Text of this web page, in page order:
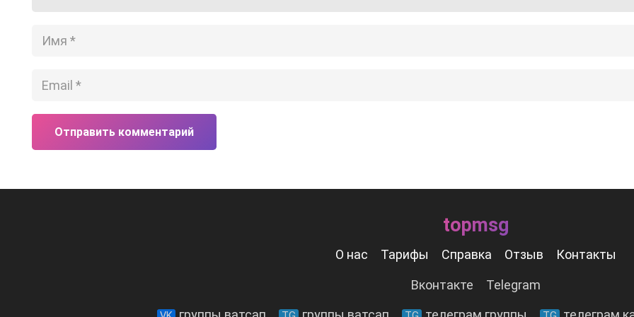
Отправить комментарий
topmsg
О нас Тарифы Справка Отзыв Контакты
Вконтакте Telegram